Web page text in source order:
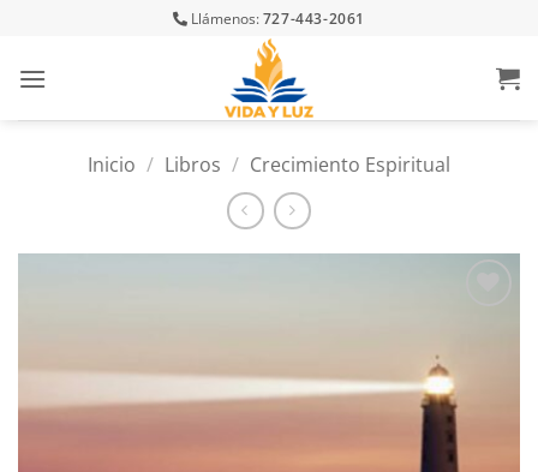
content
Llámenos:727-443-2061
Inicio / Libros / Crecimiento Espiritual
deseos